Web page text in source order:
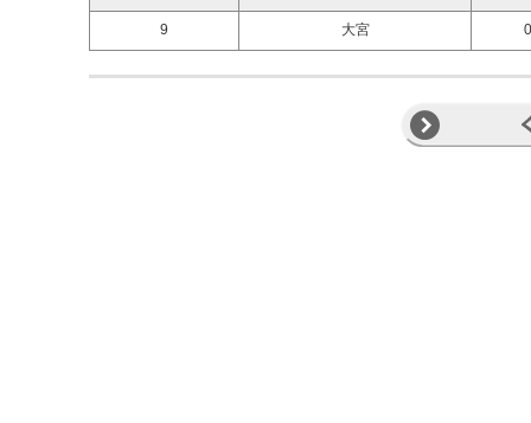
9 大宮